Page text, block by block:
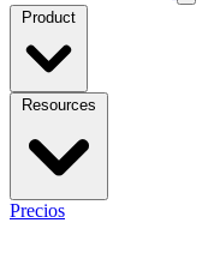
Precios